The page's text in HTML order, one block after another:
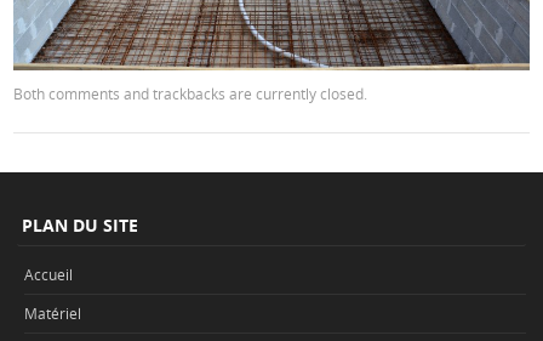
Both comments and trackbacks are currently closed.
PLAN DU SITE
Accueil
Matériel